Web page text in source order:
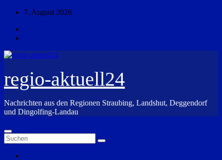
Zum
springen
7. August 2026
regio-aktuell24
Nachrichten aus den Regionen Straubing, Landshut, Deggendorf
und Dingolfing-Landau